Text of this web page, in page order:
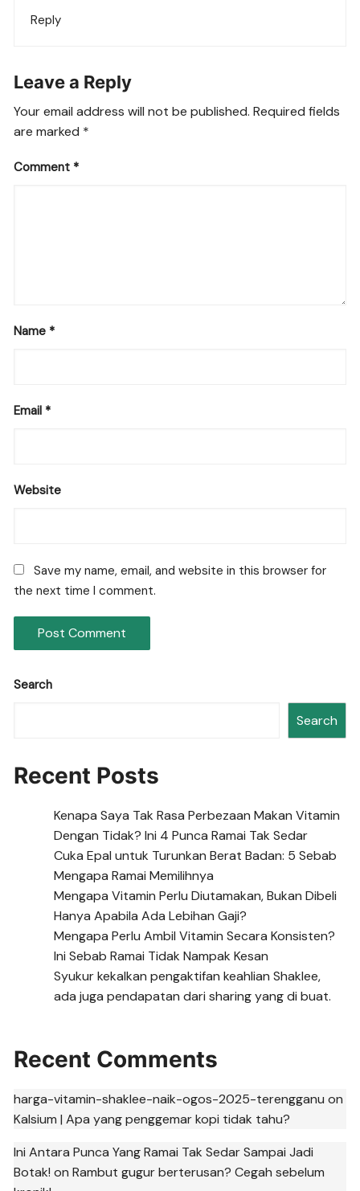
Reply
Leave a Reply
Your email address will not be published. Required fields
are marked *
Comment *
Name *
Email *
Website
Save my name, email, and website in this browser for
the next time I comment.
Search
Search
Recent Posts
Kenapa Saya Tak Rasa Perbezaan Makan Vitamin
Dengan Tidak? Ini 4 Punca Ramai Tak Sedar
Cuka Epal untuk Turunkan Berat Badan: 5 Sebab
Mengapa Ramai Memilihnya
Mengapa Vitamin Perlu Diutamakan, Bukan Dibeli
Hanya Apabila Ada Lebihan Gaji?
Mengapa Perlu Ambil Vitamin Secara Konsisten?
Ini Sebab Ramai Tidak Nampak Kesan
Syukur kekalkan pengaktifan keahlian Shaklee,
ada juga pendapatan dari sharing yang di buat.
Recent Comments
harga-vitamin-shaklee-naik-ogos-2025-terengganu on
Kalsium | Apa yang penggemar kopi tidak tahu?
Ini Antara Punca Yang Ramai Tak Sedar Sampai Jadi
Botak! onRambut gugur berterusan? Cegah sebelum